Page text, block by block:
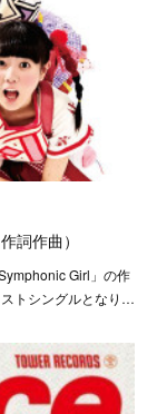
詞作曲）
Girl」の作
トシングルとなり…